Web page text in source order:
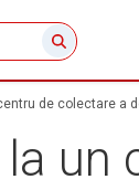
de colectare a